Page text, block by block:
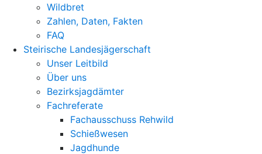
Wildbret
Zahlen, Daten, Fakten
FAQ
Steirische Landesjägerschaft
Unser Leitbild
Über uns
Bezirksjagdämter
Fachreferate
Fachausschuss Rehwild
Schießwesen
Jagdhunde